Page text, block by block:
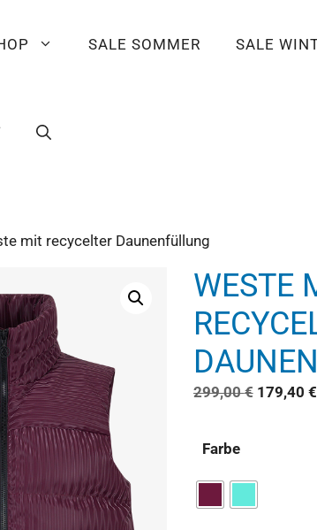
SALE SOMMER SALE
mit recycelter Daunenfüllung
WESTE
299,00€ 179,40 €
Farbe